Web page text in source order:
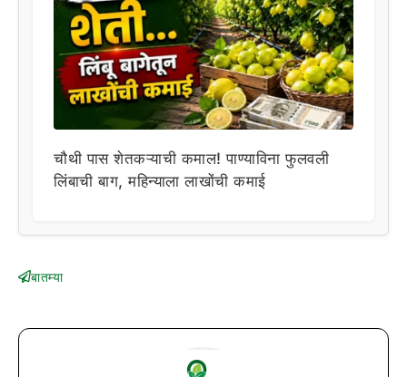
चौथी पास शेतकऱ्याची कमाल! पाण्याविना फुलवली
लिंबाची बाग, महिन्याला लाखोंची कमाई
बातम्या